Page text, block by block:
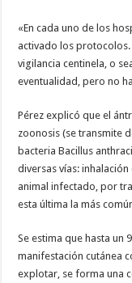
«En cada uno de los
activado los
vigilancia centinela, o
eventualidad, pero no
Pérez explicó que el
zoonosis (se transmite
bacteria Bacillus
diversas vías:
animal infectado, por
esta última la más
Se estima que hasta un
manifestación cutánea
explotar, se forma una